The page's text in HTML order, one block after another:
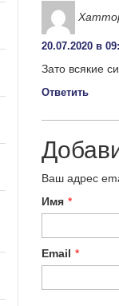
20.07.2020 в
Зато всякие
Ответить
Ваш адрес
Имя *
Email *